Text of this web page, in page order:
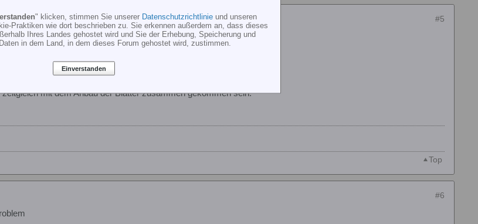
#5
wieder drauf packst ?
es von den Blättern kommt.
mit dem Anbau der Blätter zusammen gekommen sein.
Top
#6
" klicken, stimmen Sie unserer Datenschutzrichtlinie und unseren
Praktiken wie dort beschrieben zu. Sie erkennen außerdem an, dass dieses
Ihres Landes gehostet wird und Sie der Erhebung, Speicherung und
in dem Land, in dem dieses Forum gehostet wird, zustimmen.
Einverstanden